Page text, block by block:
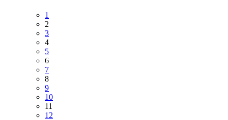
1
2
3
4
5
6
7
8
9
10
11
12